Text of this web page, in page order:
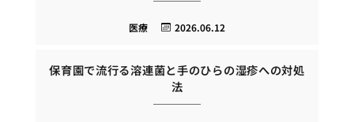
2026.06.12
医療
保育園で流行る溶連菌と手のひらの湿疹への対処
法